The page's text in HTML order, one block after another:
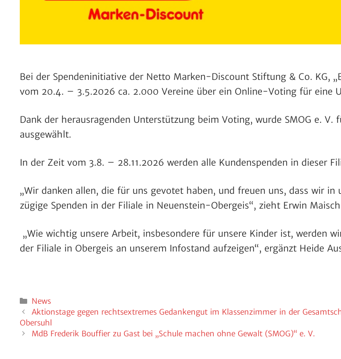
Bei der Spen­den­in­itia­tive der Netto Marken-Discount Stif­tung & Co. KG,
vom 20.4. – 3.5.2026 ca. 2.000 Vereine über ein Online-Voting für eine
Dank der heraus­ra­genden Unter­stüt­zung beim Voting, wurde SMOG e.
ausgewählt.
In der Zeit vom 3.8. – 28.11.2026 werden alle Kunden­spenden in dieser
„Wir danken allen, die für uns gevotet haben, und freuen uns, dass wir
zü­gige Spenden in der Filiale in Neuen­stein-Ober­geis“, zieht Erwin
„Wie wichtig unsere Arbeit, insbe­son­dere für unsere Kinder ist, werden
der Filiale in Ober­geis an unserem Info­stand aufzeigen“, ergänzt Heide
Kategorien
News
Akti­ons­tage gegen rechts­extremes Gedan­kengut im Klas­sen­zimmer in der
Obersuhl
MdB Frederik Bouf­fier zu Gast bei „Schule machen ohne Gewalt (SMOG)“ e. V.